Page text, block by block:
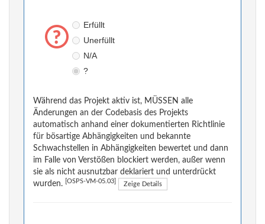
Erfüllt
Unerfüllt
N/A
?
Während das Projekt aktiv ist, MÜSSEN alle
Änderungen an der Codebasis des Projekts
automatisch anhand einer dokumentierten Richtlinie
für bösartige Abhängigkeiten und bekannte
Schwachstellen in Abhängigkeiten bewertet und dann
im Falle von Verstößen blockiert werden, außer wenn
sie als nicht ausnutzbar deklariert und unterdrückt
wurden.
[OSPS-VM-05.03] Zeige Details